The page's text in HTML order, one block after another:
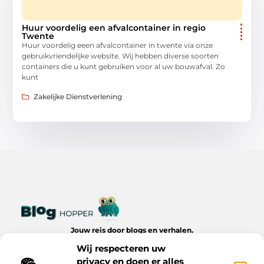
Wij respecteren uw
privacy en doen er alles
Huur voordelig een afvalcontainer in regio
Twente
Huur voordelig eeen afvalcontainer in twente via onze
gebruikvriendelijke website. Wij hebben diverse soorten
containers die u kunt gebruiken voor al uw bouwafval. Zo
kunt
Zakelijke Dienstverlening
Jouw reis door blogs en verhalen.
dagelijks leven op Bloghopper.nl.